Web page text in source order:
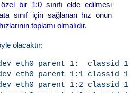
bir 1:0 sınıfı elde edilmesi
sınıf için sağlanan hız onun
toplamı olmalıdır.
olacaktır:
eth0 parent 1:  classid
eth0 parent 1:1 classid
eth0 parent 1:2 classid